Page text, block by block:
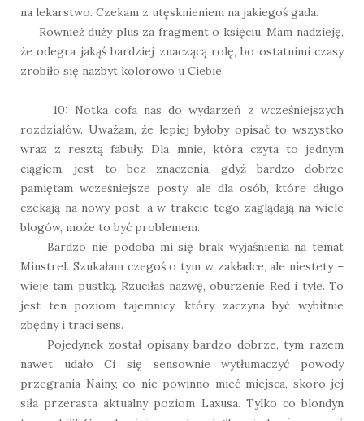
na lekarstwo. Czekam z utęsknieniem na jakiegoś gada.
Również duży plus za fragment o księciu. Mam nadzieję,
że odegra jakąś bardziej znaczącą rolę, bo ostatnimi czasy
zrobiło się nazbyt kolorowo u Ciebie.
10: Notka cofa nas do wydarzeń z wcześniejszych
rozdziałów. Uważam, że lepiej byłoby opisać to wszystko
wraz z resztą fabuły. Dla mnie, która czyta to jednym
ciągiem, jest to bez znaczenia, gdyż bardzo dobrze
pamiętam wcześniejsze posty, ale dla osób, które długo
czekają na nowy post, a w trakcie tego zaglądają na wiele
blogów, może to być problemem.
Bardzo nie podoba mi się brak wyjaśnienia na temat
Minstrel. Szukałam czegoś o tym w zakładce, ale niestety –
wieje tam pustką. Rzuciłaś nazwę, oburzenie Red i tyle. To
jest ten poziom tajemnicy, który zaczyna być wybitnie
zbędny i traci sens.
Pojedynek został opisany bardzo dobrze, tym razem
nawet udało Ci się sensownie wytłumaczyć powody
przegrania Nainy, co nie powinno mieć miejsca, skoro jej
siła przerasta aktualny poziom Laxusa. Tylko co blondyn